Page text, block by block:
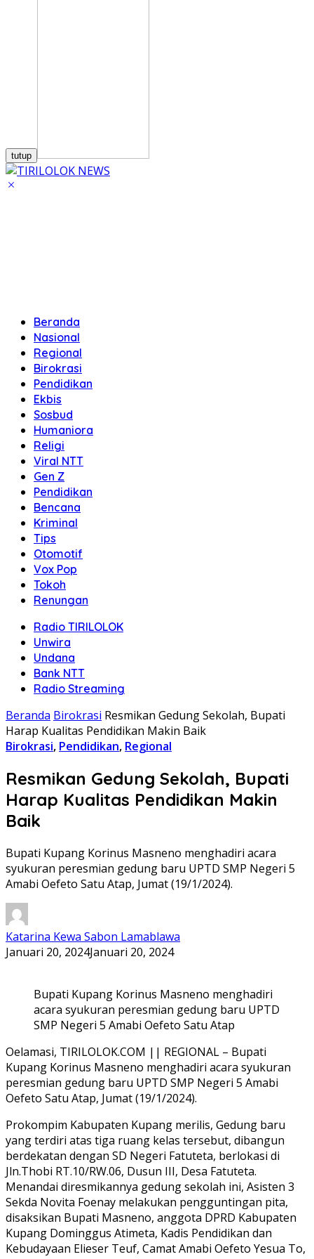
tutup
Beranda
Nasional
Regional
Birokrasi
Pendidikan
Ekbis
Sosbud
Humaniora
Religi
Viral NTT
Gen Z
Pendidikan
Bencana
Kriminal
Tips
Otomotif
Vox Pop
Tokoh
Renungan
Radio TIRILOLOK
Unwira
Undana
Bank NTT
Radio Streaming
Beranda Birokrasi Resmikan Gedung Sekolah, Bupati
Harap Kualitas Pendidikan Makin Baik
Birokrasi, Pendidikan, Regional
Resmikan Gedung Sekolah, Bupati
Harap Kualitas Pendidikan Makin
Baik
Bupati Kupang Korinus Masneno menghadiri acara
syukuran peresmian gedung baru UPTD SMP Negeri 5
Amabi Oefeto Satu Atap, Jumat (19/1/2024).
Katarina Kewa Sabon Lamablawa
Januari 20, 2024Januari 20, 2024
Bupati Kupang Korinus Masneno menghadiri
acara syukuran peresmian gedung baru UPTD
SMP Negeri 5 Amabi Oefeto Satu Atap
Oelamasi, TIRILOLOK.COM || REGIONAL – Bupati
Kupang Korinus Masneno menghadiri acara syukuran
peresmian gedung baru UPTD SMP Negeri 5 Amabi
Oefeto Satu Atap, Jumat (19/1/2024).
Prokompim Kabupaten Kupang merilis, Gedung baru
yang terdiri atas tiga ruang kelas tersebut, dibangun
berdekatan dengan SD Negeri Fatuteta, berlokasi di
Jln.Thobi RT.10/RW.06, Dusun III, Desa Fatuteta.
Menandai diresmikannya gedung sekolah ini, Asisten 3
Sekda Novita Foenay melakukan pengguntingan pita,
disaksikan Bupati Masneno, anggota DPRD Kabupaten
Kupang Dominggus Atimeta, Kadis Pendidikan dan
Kebudayaan Elieser Teuf, Camat Amabi Oefeto Yesua To,